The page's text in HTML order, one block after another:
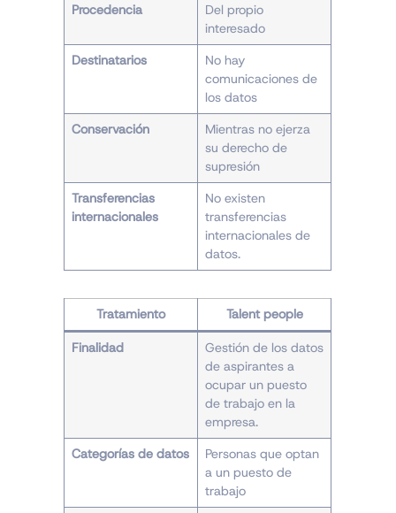
Procedencia
Del propio
interesado
Destinatarios
No hay
comunicaciones de
los datos
Conservación
Mientras no ejerza
su derecho de
supresión
Transferencias
internacionales
No existen
transferencias
internacionales de
datos.
Tratamiento
Talent people
Finalidad
Gestión de los datos
de aspirantes a
ocupar un puesto
de trabajo en la
empresa.
Categorías de datos
Personas que optan
a un puesto de
trabajo